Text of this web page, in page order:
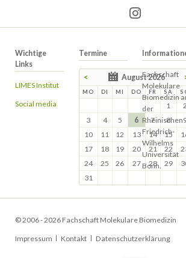
Wichtige
Links
LIMES Institut
Social media
Termine
< August 2026
MO DI MI DO FR SA
1
2
3
4 5 6 7 8
10
11 12 13 14 15
17
18 19 20 21 22
24
25 26 27 28 29
31
Fachschaft
Molekulare
Biomedizin
der
Rheinischen
Friedrich-
Wilhelms
Universität
Bonn.
© 2006 - 2026 Fachschaft Molekulare Biomedizin
Navigation
Impressum Kontakt Datenschutzerklärung